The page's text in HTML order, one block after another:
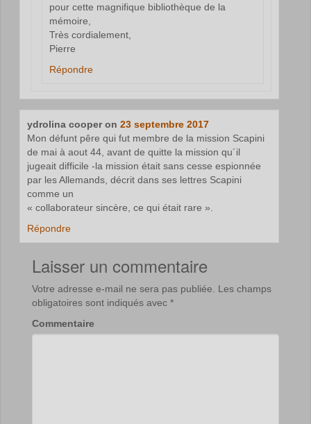
pour cette magnifique bibliothèque de la
mémoire,
Très cordialement,
Pierre
Répondre
ydrolina cooperon23 septembre 2017
Mon défunt pêre qui fut membre de la mission Scapini
de mai à aout 44, avant de quitte la mission qu´il
jugeait difficile -la mission était sans cesse espionnée
par les Allemands, décrit dans ses lettres Scapini
comme un
« collaborateur sincère, ce qui était rare ».
Répondre
Laisser un commentaire
Votre adresse e-mail ne sera pas publiée.
Les champs
obligatoires sont indiqués avec *
Commentaire